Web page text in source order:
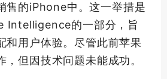
售的iPhone中。这一举措是
Intelligence的一部分，旨
和用户体验。尽管此前苹果
，但因技术问题未能成功。